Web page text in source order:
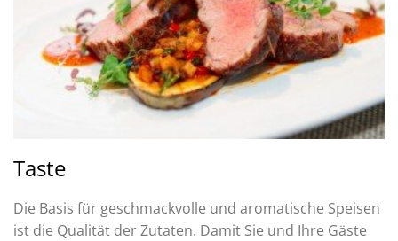
Taste
Die Basis für geschmackvolle und aromatische Speisen
ist die Qualität der Zutaten. Damit Sie und Ihre Gäste